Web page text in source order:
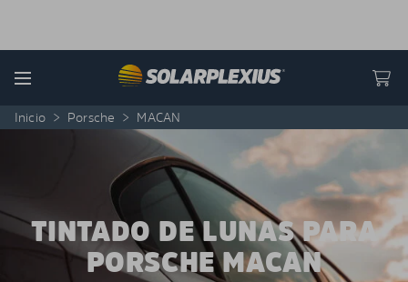
Menu
Inicio > Porsche > MACAN
TINTADO DE LUNAS PARA
PORSCHE MACAN